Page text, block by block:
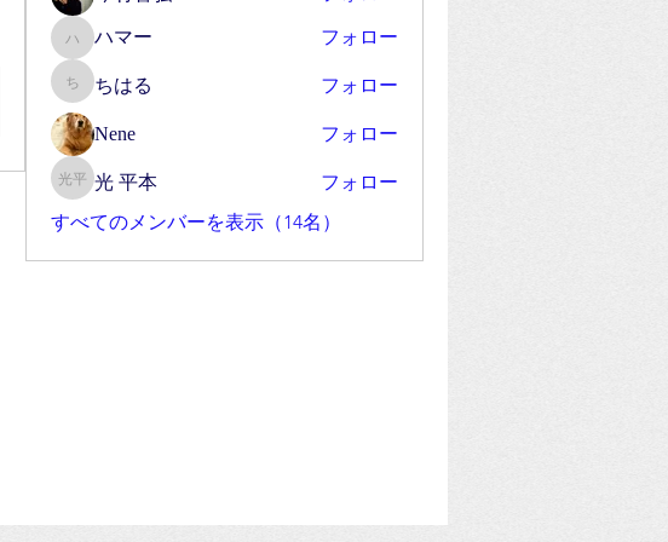
ハマー
ハマー フォロー
ちはるちはる フォロー
Nene フォロー
光 平本光 平本
フォロー
すべてのメンバーを表示（14名）